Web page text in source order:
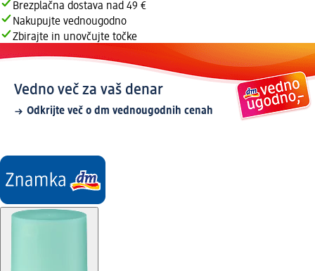
Brezplačna dostava nad 49 €
Nakupujte vednougodno
Zbirajte in unovčujte točke
Vedno več za vaš denar
Odkrijte več o dm vednougodnih cenah